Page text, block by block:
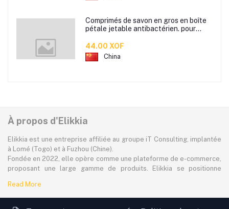
Comprimés de savon en gros en boîte
pétale jetable antibactérien. pour
des mini comprimés de lavage des
mains en papier savon
44.00 XOF
China
À propos d'Elikkia
Elikkia est une entreprise affiliée au groupe iT Consulting, implantée
à Lomé (Togo) et à Fuzhou (Chine).
Fondée en 2022, elle opère comme une plateforme de e-commerce,
proposant une large gamme de produits. Elikkia se positionne
offrant à la fois la possibilité d'acheter localement et directement
depuis la Chine.
La plateforme dessert à plus de 80% le marché africain
Read More